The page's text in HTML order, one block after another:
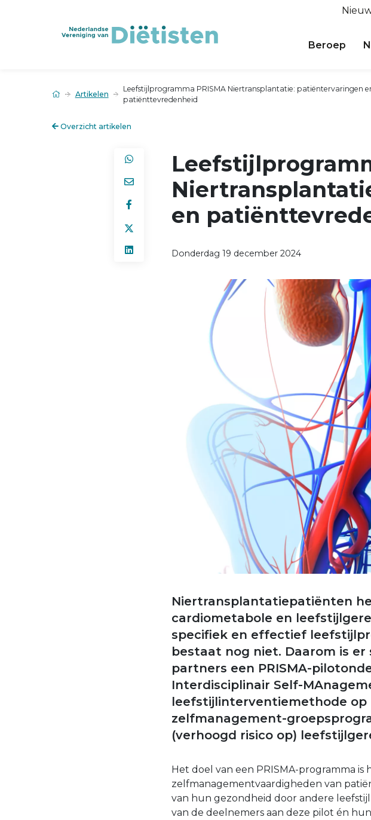
Beroep
Artikelen
Leefstijlprogramma PRISMA Niertransplantatie: patiëntervaringen
patiënttevredenheid
Overzicht artikelen
en
Donderdag 19 december 2024
Niertransplantatiepatiënten
cardiometabole en
specifiek en effectief
bestaat nog niet. Daarom is
partners een PRISMA-
Interdisciplinair Self-
leefstijlinterventiemethode op
zelfmanagement-
(verhoogd risico op)
Het doel van een PRISMA-programma is
zelfmanagementvaardigheden van
van hun gezondheid door andere
van de deelnemers aan deze pilot én